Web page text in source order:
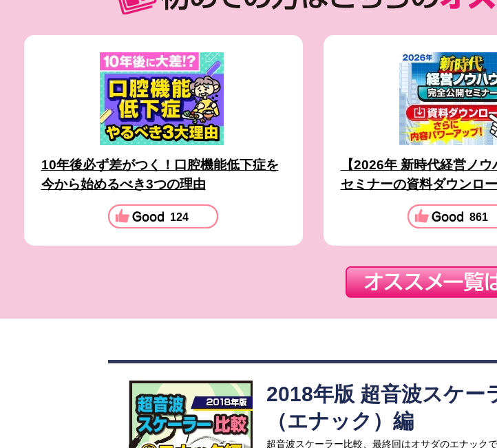
10年後必ず差がつく！口腔機能低下症を
今から始めるべき3つの理由
124
【2026年 新時代経営ノ
セミナーの資料ダウンロ
861
2018年版 超音波スケ
（エナック）編
超音波スケーラー比較、最終回はオサダのエナック